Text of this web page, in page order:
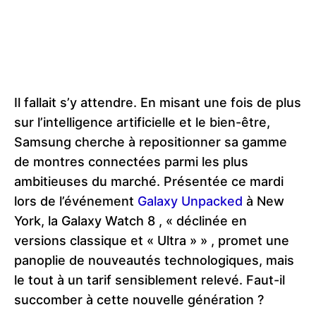
Il fallait s’y attendre. En misant une fois de plus
sur l’intelligence artificielle et le bien-être,
Samsung cherche à repositionner sa gamme
de montres connectées parmi les plus
ambitieuses du marché. Présentée ce mardi
lors de l’événement Galaxy Unpacked à New
York, la Galaxy Watch 8 , « déclinée en
versions classique et « Ultra » » , promet une
panoplie de nouveautés technologiques, mais
le tout à un tarif sensiblement relevé. Faut-il
succomber à cette nouvelle génération ?